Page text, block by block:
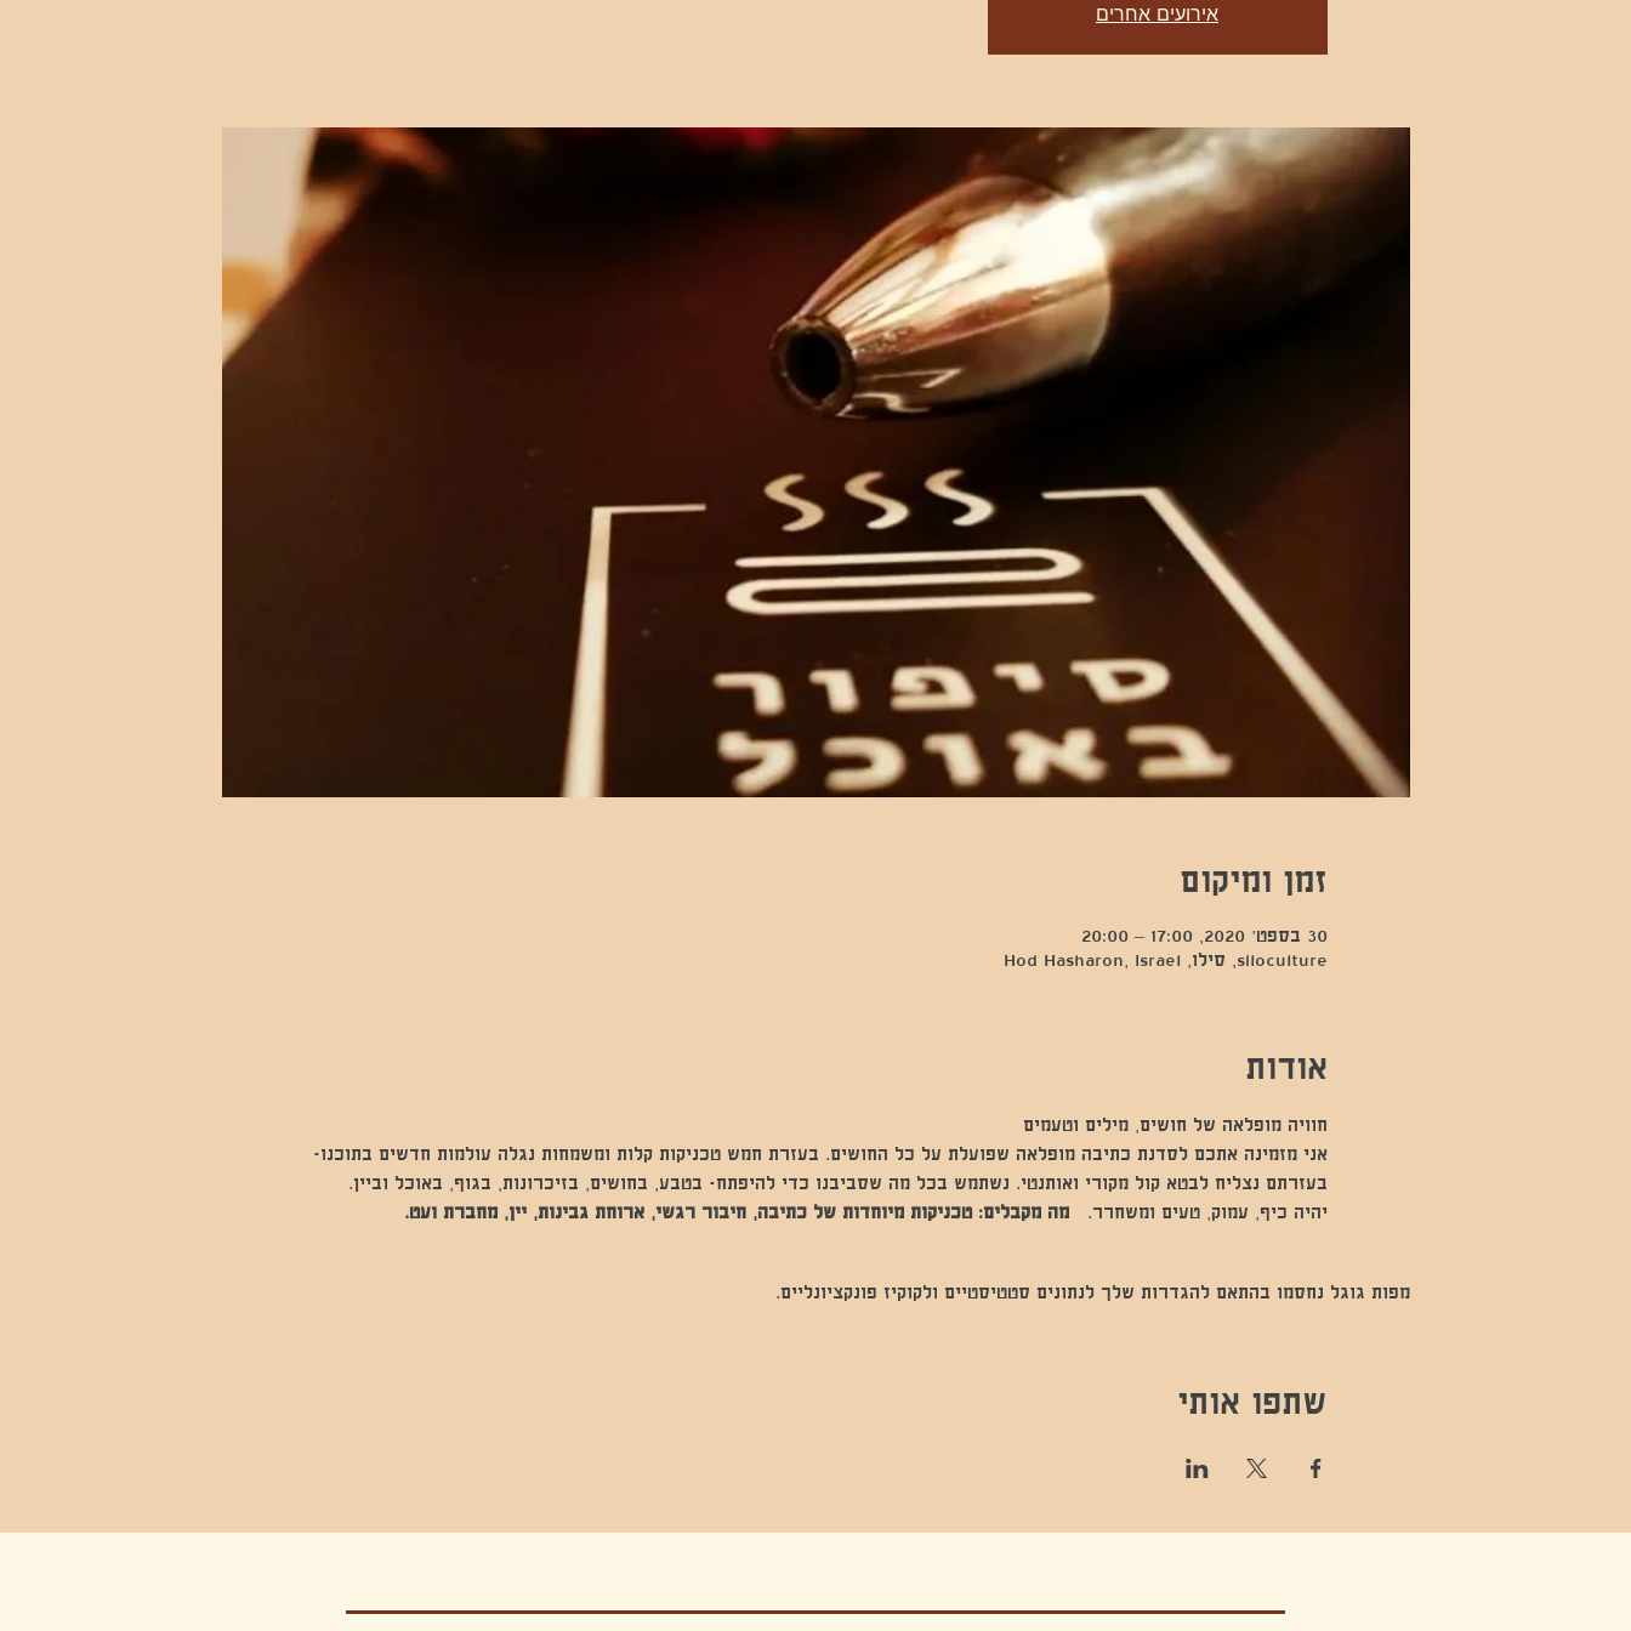
אירועים אחרים
זמן ומיקום
30 בספט׳ 2020, 17:00 – 20:00
siloculture, סילו, Hod Hasharon, Israel
אודות
חוויה מופלאה של חושים, מילים וטעמים
אני מזמינה אתכם לסדנת כתיבה מופלאה שפועלת על כל החושים. בעזרת חמש טכניקות קלות ומשמחות נגלה עולמות חדשים בתוכנו-
בעזרתם נצליח לבטא קול מקורי ואותנטי. נשתמש בכל מה שסביבנו כדי להיפתח- בטבע, בחושים, בזיכרונות, בגוף, באוכל וביין.
יהיה כיף, עמוק, טעים ומשחרר. מה מקבלים: טכניקות מיוחדות של כתיבה, חיבור רגשי, ארוחת גבינות, יין, מחברת ועט.
מפות גוגל נחסמו בהתאם להגדרות שלך לנתונים סטטיסטיים ולקוקיז פונקציונליים.
שתפו אותי